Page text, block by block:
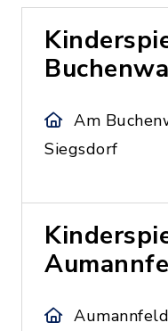
Am
Siegsdorf